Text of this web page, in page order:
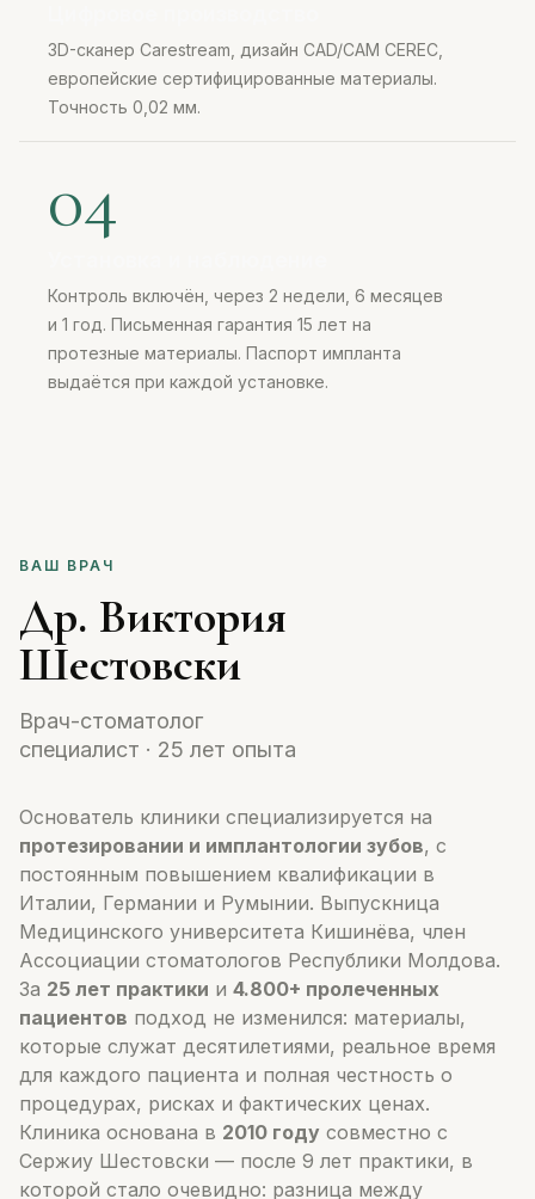
3D-сканер Carestream, дизайн CAD/CAM CEREC,
европейские сертифицированные материалы.
Точность 0,02 мм.
04
Контроль включён, через 2 недели, 6 месяцев
и 1 год. Письменная гарантия 15 лет на
протезные материалы. Паспорт импланта
выдаётся при каждой установке.
ВАШ ВРАЧ
Др. Виктория
Шестовски
Врач-стоматолог
специалист · 25 лет опыта
Основатель клиники специализируется на
протезировании и имплантологии зубов, с
постоянным повышением квалификации в
Италии, Германии и Румынии. Выпускница
Медицинского университета Кишинёва, член
Ассоциации стоматологов Республики Молдова.
За 25 лет практики и 4.800+ пролеченных
пациентов подход не изменился: материалы,
которые служат десятилетиями, реальное время
для каждого пациента и полная честность о
процедурах, рисках и фактических ценах.
Клиника основана в 2010 году совместно с
Сержиу Шестовски — после 9 лет практики, в
которой стало очевидно: разница между